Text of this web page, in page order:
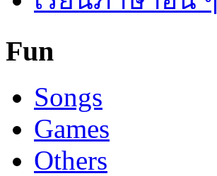
Fun
Songs
Games
Others